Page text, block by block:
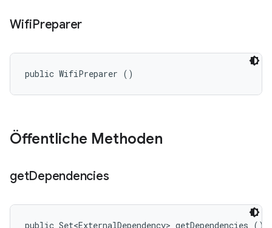
WifiPreparer
public WifiPreparer ()
Öffentliche Methoden
getDependencies
public Set<ExternalDependency> getDependencies ()